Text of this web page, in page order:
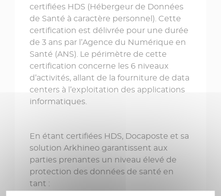
certifiées HDS (Hébergeur de Données
de Santé à caractère personnel). Cette
certification est délivrée pour une durée
de 3 ans par l’Agence du Numérique en
Santé (ANS). Le périmètre de cette
certification concerne les 6 niveaux
d’activités, allant de la fourniture de data
centers à l’exploitation des applications
informatiques.
En étant certifiées HDS, Docaposte et sa
solution Arkhineo garantissent aux
parties prenantes un niveau élevé de
protection des données de santé en
tant :